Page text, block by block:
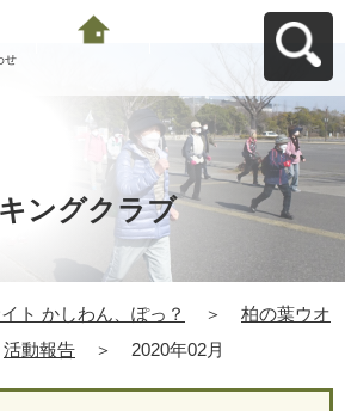
せ
ングクラブ
ト かしわん、ぽっ？ ＞
柏の葉ウオ
活動報告 ＞ 2020年02月